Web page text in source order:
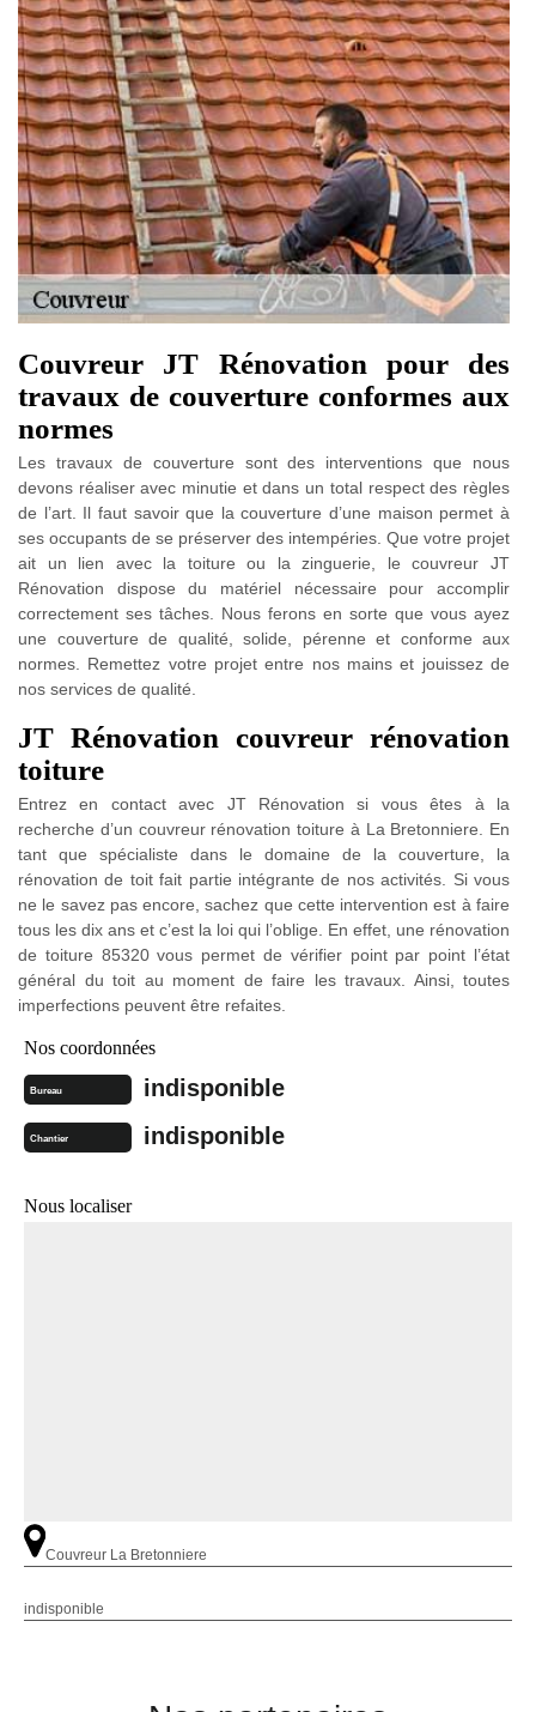
Couvreur JT Rénovation pour des
travaux de couverture conformes aux
normes
Les travaux de couverture sont des interventions que nous
devons réaliser avec minutie et dans un total respect des règles
de l’art. Il faut savoir que la couverture d’une maison permet à
ses occupants de se préserver des intempéries. Que votre projet
ait un lien avec la toiture ou la zinguerie, le couvreur JT
Rénovation dispose du matériel nécessaire pour accomplir
correctement ses tâches. Nous ferons en sorte que vous ayez
une couverture de qualité, solide, pérenne et conforme aux
normes. Remettez votre projet entre nos mains et jouissez de
nos services de qualité.
JT Rénovation couvreur rénovation
toiture
Entrez en contact avec JT Rénovation si vous êtes à la
recherche d’un couvreur rénovation toiture à La Bretonniere. En
tant que spécialiste dans le domaine de la couverture, la
rénovation de toit fait partie intégrante de nos activités. Si vous
ne le savez pas encore, sachez que cette intervention est à faire
tous les dix ans et c’est la loi qui l’oblige. En effet, une rénovation
de toiture 85320 vous permet de vérifier point par point l’état
général du toit au moment de faire les travaux. Ainsi, toutes
imperfections peuvent être refaites.
Nos coordonnées
Bureau indisponible
Chantier indisponible
Nous localiser
Couvreur La Bretonniere
indisponible